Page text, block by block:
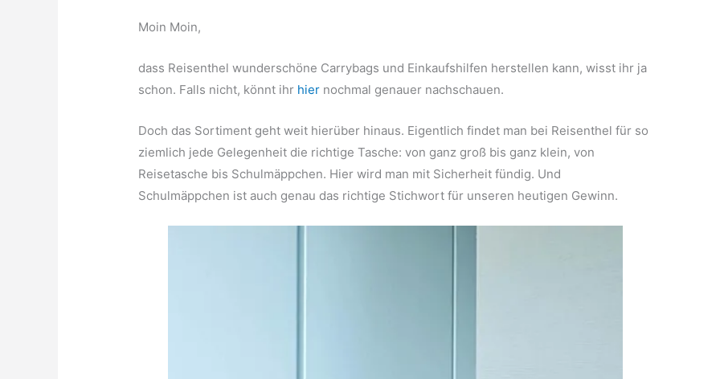
Moin Moin,
dass Reisenthel wunderschöne Carrybags und Einkaufshilfen herstellen kann, wisst ihr ja
schon. Falls nicht, könnt ihr hier nochmal genauer nachschauen.
Doch das Sortiment geht weit hierüber hinaus. Eigentlich findet man bei Reisenthel für so
ziemlich jede Gelegenheit die richtige Tasche: von ganz groß bis ganz klein, von
Reisetasche bis Schulmäppchen. Hier wird man mit Sicherheit fündig. Und
Schulmäppchen ist auch genau das richtige Stichwort für unseren heutigen Gewinn.